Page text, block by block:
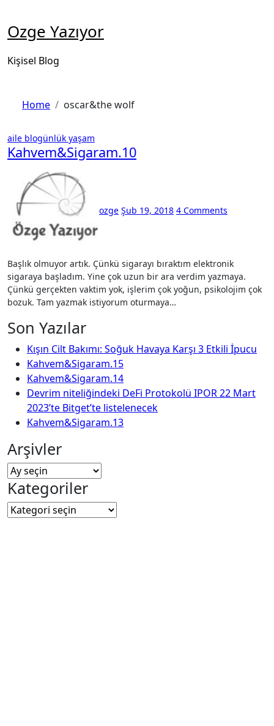
content
Ozge Yazıyor
Kişisel Blog
Home oscar&the wolf
aile blogünlük yaşam
Kahvem&Sigaram.10
ozge Şub 19, 2018 4 Comments
Başlık olmuyor artık. Çünkü sigarayı bıraktım elektronik
sigaraya başladım. Yine çok uzun bir ara verdim yazmaya.
Çünkü gerçekten vaktim yok, işlerim çok yoğun, psikolojim çok
bozuk. Tam yazmak istiyorum oturmaya…
Son Yazılar
Kışın Cilt Bakımı: Soğuk Havaya Karşı 3 Etkili İpucu
Kahvem&Sigaram.15
Kahvem&Sigaram.14
Devrim niteliğindeki DeFi Protokolü IPOR 22 Mart
2023’te Bitget’te listelenecek
Kahvem&Sigaram.13
Arşivler
Arşivler
Kategoriler
Kategoriler